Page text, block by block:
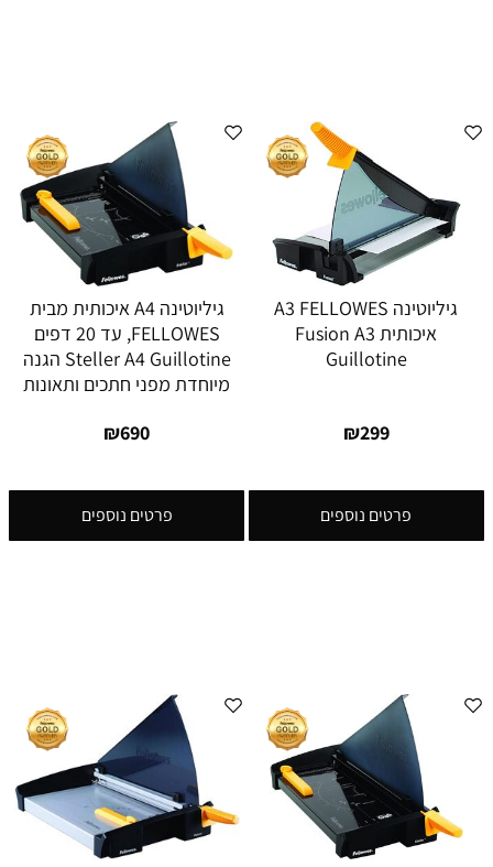
גיליוטינה A3 FELLOWES
איכותית Fusion A3
Guillotine
₪299
פרטים נוספים
גיליוטינה A4 איכותית מבית
FELLOWES, עד 20 דפים
Steller A4 Guillotine הגנה
מיוחדת מפני חתכים ותאונות
₪690
פרטים נוספים